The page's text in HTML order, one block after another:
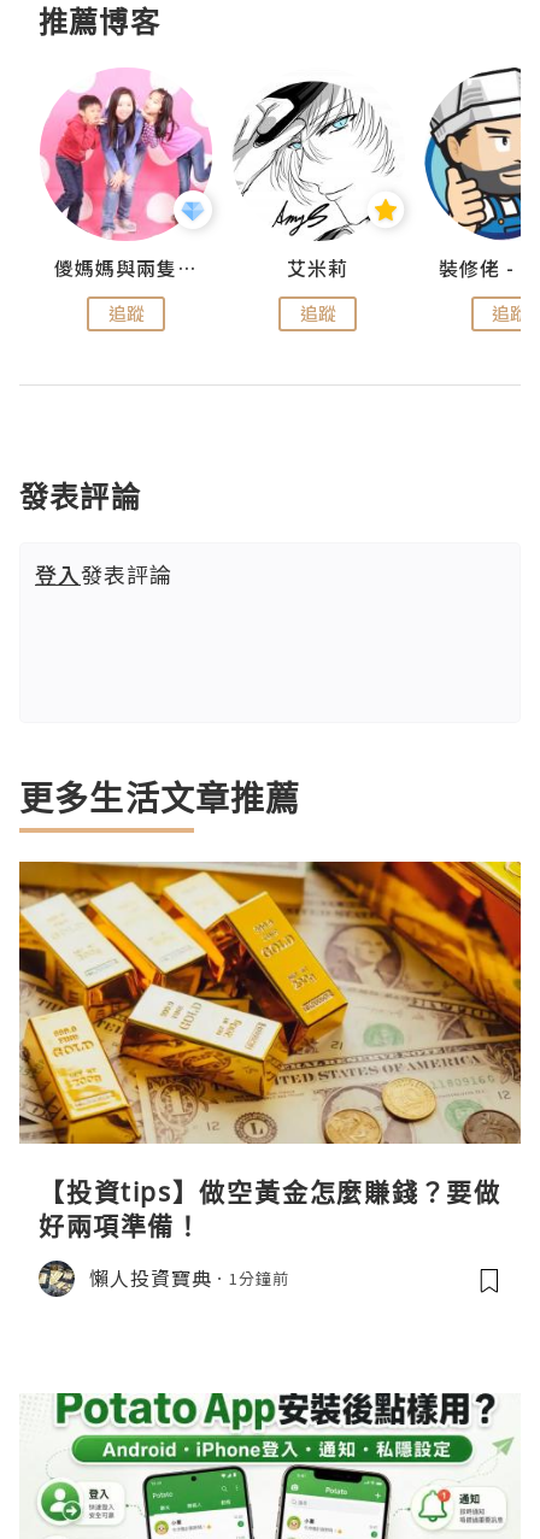
推薦博客
儍媽媽與兩隻小魔怪之家
追蹤
艾米莉
追蹤 追蹤
發表評論
登入發表評論
更多生活文章推薦
【投資tips】做空黃金怎麼賺錢？要做
好兩項準備！
懶人投資寶典 1分鐘前